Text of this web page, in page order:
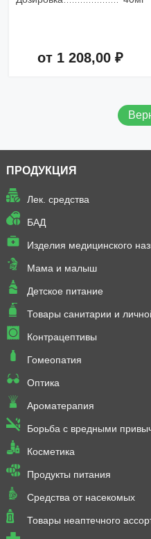
от 1 208,00 ₽
ПРОДУКЦИЯ
Лек. средства
БАД
Изделия медицинского
Мама и малыш
Детское питание
Товары санитарии и
Контрацептивы
Гомеопатия
Оптика
Ароматерапия
Борьба с вредными
Косметика
Продукты питания
Средства от насекомых
Товары неаптечного